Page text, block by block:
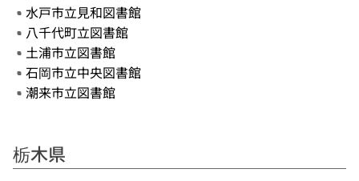
水戸市立見和図書館
八千代町立図書館
土浦市立図書館
石岡市立中央図書館
潮来市立図書館
栃木県